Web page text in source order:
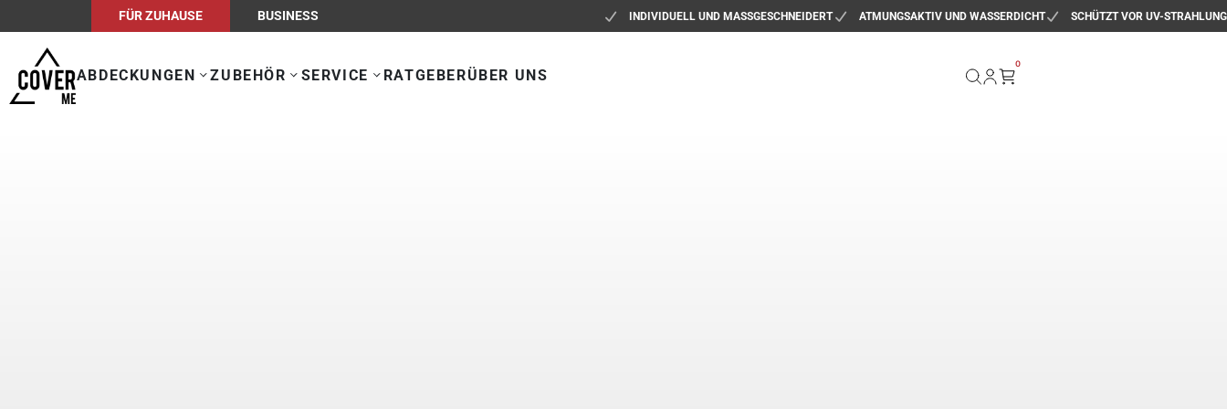
FÜR ZUHAUSE BUSINESS INDIVIDUELL UND MASSGESCHNEIDERT ATMUNGSAKTIV UND WASSERDICHT SCHÜTZT VOR UV-STRAHLUNG
ABDECKUNGEN ZUBEHÖR SERVICE RATGEBERÜBER UNS
0